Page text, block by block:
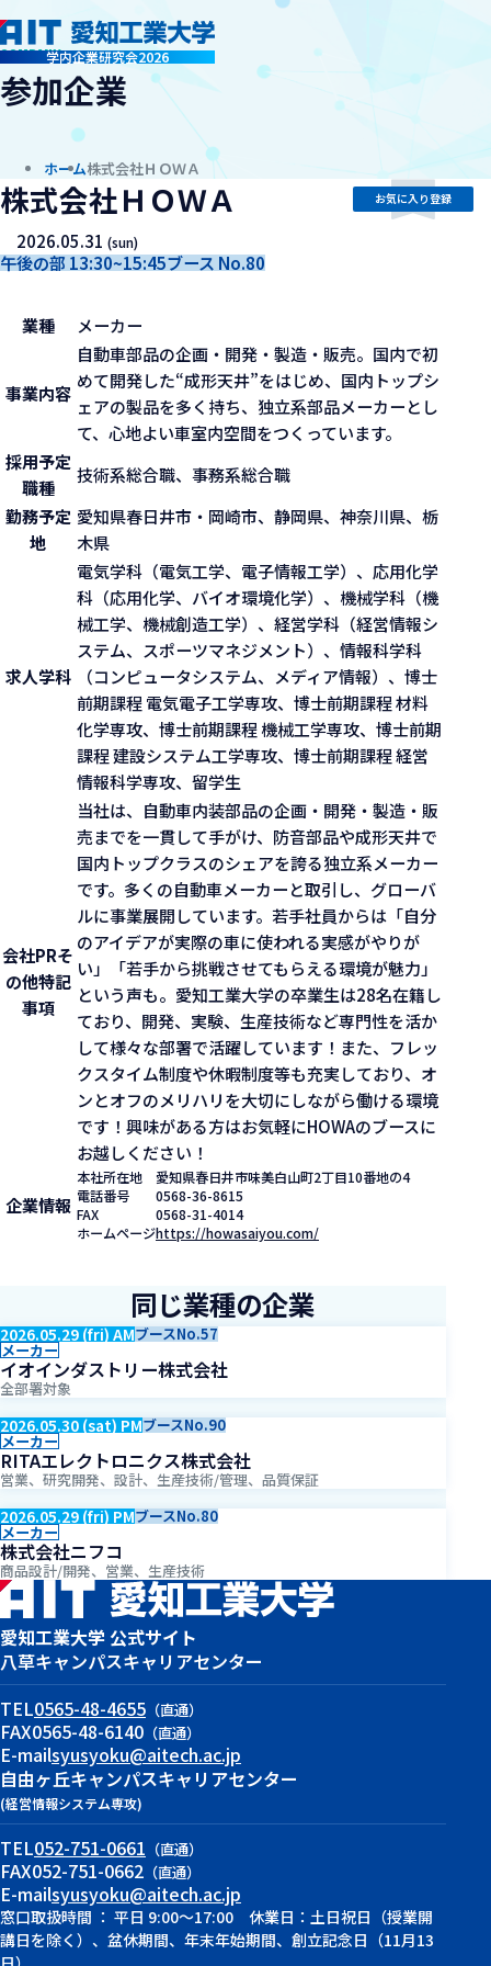
学内企業研究会2026
company
参加企業
ホーム株式会社ＨＯＷＡ
株式会社ＨＯＷＡ
2026.05.31(sun)
午後の部 13:30~15:45ブース No.80
お気に入り登録
業種 メーカー
事業内容
自動車部品の企画・開発・製造・販売。国内で初
めて開発した“成形天井”をはじめ、国内トップシ
ェアの製品を多く持ち、独立系部品メーカーとし
て、心地よい車室内空間をつくっています。
採用予定
職種
技術系総合職、事務系総合職
勤務予定
地
愛知県春日井市・岡崎市、静岡県、神奈川県、栃
木県
求人学科
電気学科（電気工学、電子情報工学）、応用化学
科（応用化学、バイオ環境化学）、機械学科（機
械工学、機械創造工学）、経営学科（経営情報シ
ステム、スポーツマネジメント）、情報科学科
（コンピュータシステム、メディア情報）、博士
前期課程 電気電子工学専攻、博士前期課程 材料
化学専攻、博士前期課程 機械工学専攻、博士前期
課程 建設システム工学専攻、博士前期課程 経営
情報科学専攻、留学生
会社PRそ
の他特記
事項
当社は、自動車内装部品の企画・開発・製造・販
売までを一貫して手がけ、防音部品や成形天井で
国内トップクラスのシェアを誇る独立系メーカー
です。多くの自動車メーカーと取引し、グローバ
ルに事業展開しています。若手社員からは「自分
のアイデアが実際の車に使われる実感がやりが
い」「若手から挑戦させてもらえる環境が魅力」
という声も。愛知工業大学の卒業生は28名在籍し
ており、開発、実験、生産技術など専門性を活か
して様々な部署で活躍しています！また、フレッ
クスタイム制度や休暇制度等も充実しており、オ
ンとオフのメリハリを大切にしながら働ける環境
です！興味がある方はお気軽にHOWAのブースに
お越しください！
企業情報
本社所在地
愛知県春日井市味美白山町2丁目10番地の4
電話番号
0568-36-8615
FAX
0568-31-4014
ホームページhttps://howasaiyou.com/
同じ業種の企業
2026.05.29 (fri) AMブースNo.57
メーカー
イオインダストリー株式会社
全部署対象
2026.05.30 (sat) PMブースNo.90
メーカー
RITAエレクトロニクス株式会社
営業、研究開発、設計、生産技術/管理、品質保証
2026.05.29 (fri) PMブースNo.80
メーカー
株式会社ニフコ
商品設計/開発、営業、生産技術
愛知工業大学 公式サイト
八草キャンパスキャリアセンター
TEL0565-48-4655 （直通）
FAX0565-48-6140 （直通）
E-mailsyusyoku@aitech.ac.jp
自由ヶ丘キャンパスキャリアセンター
(経営情報システム専攻)
TEL052-751-0661 （直通）
FAX052-751-0662 （直通）
E-mailsyusyoku@aitech.ac.jp
窓口取扱時間 ： 平日 9:00～17:00 休業日：土日祝日（授業開
講日を除く）、盆休期間、年末年始期間、創立記念日（11月13